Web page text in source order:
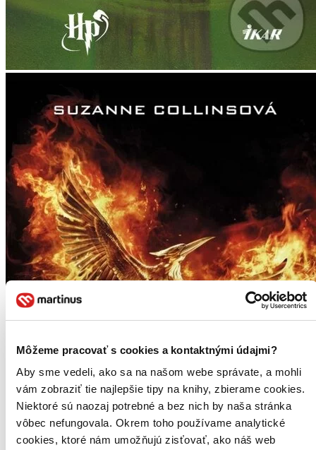
Môžeme pracovať s cookies a kontaktnými údajmi?
Aby sme vedeli, ako sa na našom webe správate, a mohli
vám zobraziť tie najlepšie tipy na knihy, zbierame cookies.
Niektoré sú naozaj potrebné a bez nich by naša stránka
vôbec nefungovala. Okrem toho používame analytické
cookies, ktoré nám umožňujú zisťovať, ako náš web